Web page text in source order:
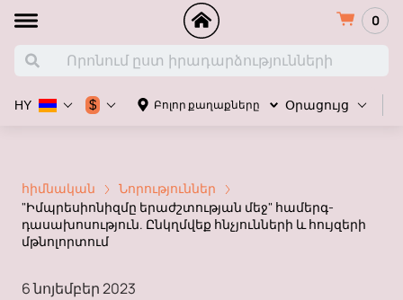
0
Բոլոր քաղաքները Օրացույց
HY $
հիմնական
Նորություններ
"Իմպրեսիոնիզմը երաժշտության մեջ" համերգ-
դասախոսություն. Ընկղմվեք հնչյունների և հույզերի
մթնոլորտում
6 նոյեմբեր 2023